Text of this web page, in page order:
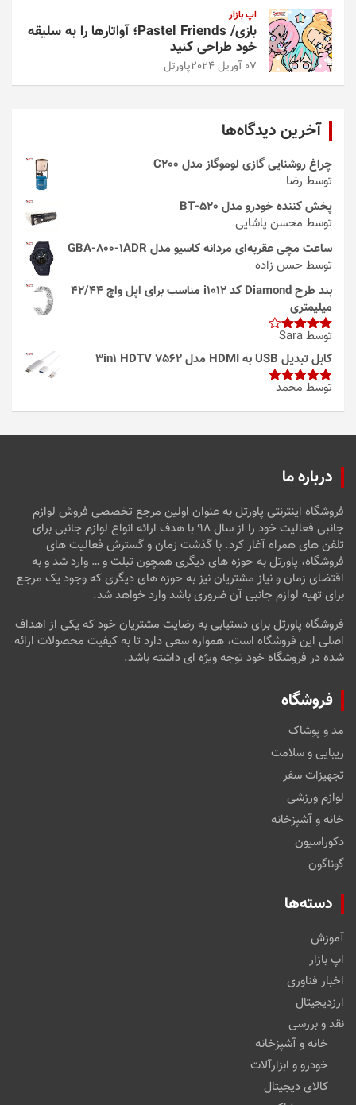
اپ بازار
بازی/ Pastel Friends؛ آواتارها را به سلیقه
خود طراحی کنید
07 آوریل 2024 پاورتل
آخرین دیدگاه‌ها
چراغ روشنایی گازی لوموگاز مدل C200
توسط رضا
پخش کننده خودرو مدل 520-BT
توسط محسن پاشایی
ساعت مچی عقربه‌ای مردانه کاسیو مدل GBA-800-1ADR
توسط حسن زاده
بند طرح Diamond کد i1012 مناسب برای اپل واچ 42/44
میلیمتری
امتیاز4
از 5
توسط Sara
کابل تبدیل USB به HDMI مدل 3in1 HDTV 7562
امتیاز5از
توسط محمد
درباره ما
فروشگاه اینترنتی پاورتل به عنوان اولین مرجع تخصصی فروش لوازم
جانبی فعالیت خود را از سال ۹۸ با هدف ارائه انواع لوازم جانبی برای
تلفن های همراه آغاز کرد. با گذشت زمان و گسترش فعالیت های
فروشگاه، پاورتل به حوزه های دیگری همچون تبلت و … وارد شد و به
اقتضای زمان و نیاز مشتریان نیز به حوزه های دیگری که وجود یک مرجع
برای تهیه لوازم جانبی آن ضروری باشد وارد خواهد شد.
فروشگاه پاورتل برای دستیابی به رضایت مشتریان خود که یکی از اهداف
اصلی این فروشگاه است، همواره سعی دارد تا به کیفیت محصولات ارائه
شده در فروشگاه خود توجه ویژه ای داشته باشد.
فروشگاه
مد و پوشاک
زیبایی و سلامت
تجهیزات سفر
لوازم ورزشی
خانه و آشپزخانه
دکوراسیون
گوناگون
دسته‌ها
آموزش
اپ بازار
اخبار فناوری
ارزدیجیتال
نقد و بررسی
خانه و آشپزخانه
خودرو و ابزارآلات
کالای دیجیتال